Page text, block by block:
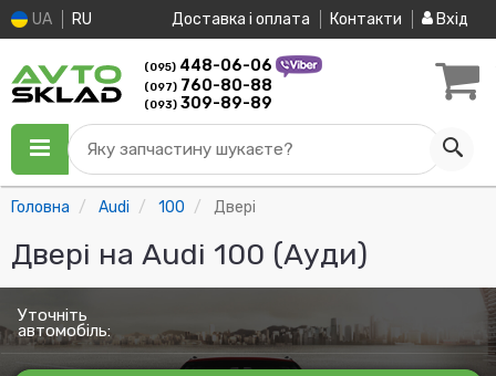
UA RU Доставка і оплата Контакти Вхід
(095) 448-06-06
(097) 760-80-88
(093) 309-89-89
Яку запчастину шукаєте?
Головна Audi 100 Двері
Двері на Audi 100 (Ауди)
Уточніть
автомобіль: